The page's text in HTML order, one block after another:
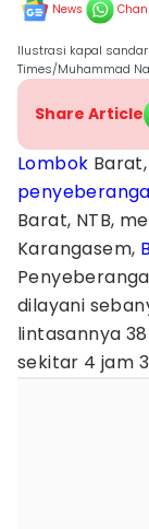
News
Ilustrasi kapal sandar
Times/Muhammad
Share Article
Lombok
Barat, NTB,
Karangasem,
dilayani
lintasannya
sekitar 4 jam